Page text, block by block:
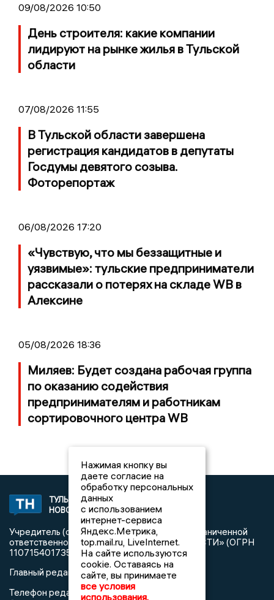
09/08/2026 10:50
День строителя: какие компании
лидируют на рынке жилья в Тульской
области
07/08/2026 11:55
В Тульской области завершена
регистрация кандидатов в депутаты
Госдумы девятого созыва.
Фоторепортаж
06/08/2026 17:20
«Чувствую, что мы беззащитные и
уязвимые»: тульские предприниматели
рассказали о потерях на складе WB в
Алексине
05/08/2026 18:36
Миляев: Будет создана рабочая группа
по оказанию содействия
предпринимателям и работникам
сортировочного центра WB
ТУЛЬСКИЕ
НОВОСТИ
2008 © NEWSTULA.RU | СИ
«Тульские новости»
Учредитель (соучредители): Общество с ограниченной
ответственностью «РЕГИОНАЛЬНЫЕ НОВОСТИ» (ОГРН
1107154017354)
Главный редактор: Попова С.А.
Телефон редакции:8 (4872) 710-803
Нажимая кнопку вы
даете согласие на
обработку персональных
данных
с использованием
интернет-сервиса
Яндекс.Метрика,
top.mail.ru, LiveInternet.
На сайте используются
cookie. Оставаясь на
сайте, вы принимаете
все условия
использования.